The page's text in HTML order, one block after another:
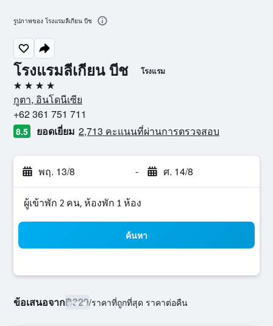
โรงแรมลีเกียน บีช โรงแรม
4 ดาว
กูตา, อินโดนีเซีย
+62 361 751 711
8.5 ยอดเยี่ยม 2,713 คะแนนที่ผ่านการตรวจสอบ
พฤ. 13/8 - ศ. 14/8
ผู้เข้าพัก 2 คน, ห้องพัก 1 ห้อง
ค้นหา
ข้อเสนอจาก฿329/ราคาที่ถูกที่สุด ราคาต่อคืน
รูปภาพของ โรงแรมลีเกียน บีช